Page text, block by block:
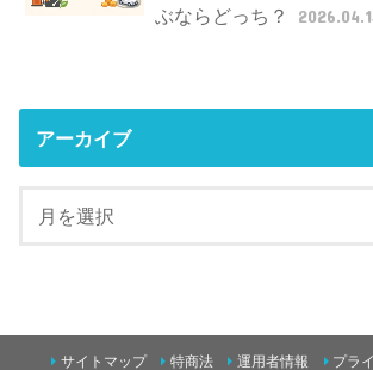
ぶならどっち？
アーカイブ
サイトマップ 特商法 運用者情報 プラ